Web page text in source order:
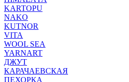
KARTOPU
NAKO
KUTNOR
VITA
WOOL SEA
YARNART
ДЖУТ
КАРАЧАЕВСКАЯ
ПЕХОРКА